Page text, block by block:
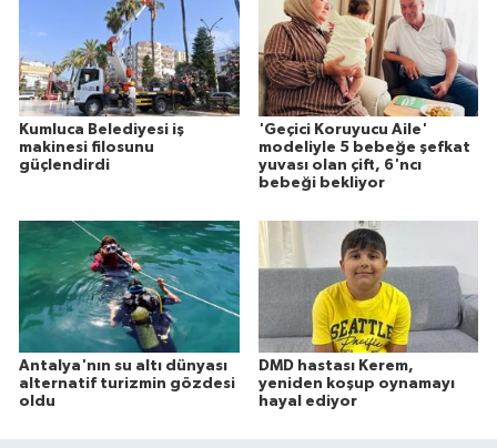
Kumluca Belediyesi iş
makinesi filosunu
güçlendirdi
'Geçici Koruyucu Aile'
modeliyle 5 bebeğe şefkat
yuvası olan çift, 6'ncı
bebeği bekliyor
Antalya'nın su altı dünyası
alternatif turizmin gözdesi
oldu
DMD hastası Kerem,
yeniden koşup oynamayı
hayal ediyor